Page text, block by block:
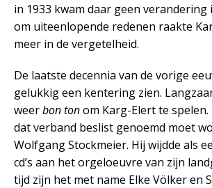
in 1933 kwam daar geen verandering
om uiteenlopende redenen raakte
meer in de vergetelheid.
De laatste decennia van de vorige
gelukkig een kentering zien.
weerbon tonom Karg-Elert te spelen.
dat verband beslist genoemd moet
Wolfgang Stockmeier. Hij wijdde als
cd’s aan het orgeloeuvre van zijn
tijd zijn het met name Elke Völker en